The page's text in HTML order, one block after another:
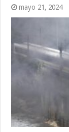
mayo 21, 2024